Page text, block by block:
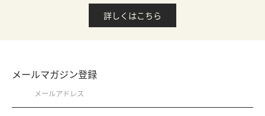
詳しくはこちら
メールマガジン登録